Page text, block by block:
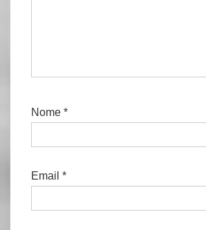
Nome *
Email *